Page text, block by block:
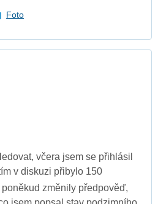
Foto
včera jsem se přihlásil
v diskuzi přibylo 150
změnily předpověď,